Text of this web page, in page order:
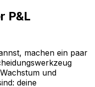
P&L
machen ein paar
und
deine